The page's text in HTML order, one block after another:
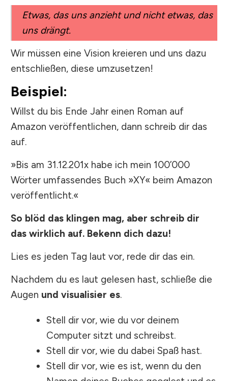
Etwas, das uns anzieht und nicht etwas, das
uns drängt.
Wir müssen eine Vision kreieren und uns dazu
entschließen, diese umzusetzen!
Beispiel:
Willst du bis Ende Jahr einen Roman auf
Amazon veröffentlichen, dann schreib dir das
auf.
»Bis am 31.12.201x habe ich mein 100’000
Wörter umfassendes Buch »XY« beim Amazon
veröffentlicht.«
So blöd das klingen mag, aber schreib dir
das wirklich auf. Bekenn dich dazu!
Lies es jeden Tag laut vor, rede dir das ein.
Nachdem du es laut gelesen hast, schließe die
Augen und visualisier es.
Stell dir vor, wie du vor deinem
Computer sitzt und schreibst.
Stell dir vor, wie du dabei Spaß hast.
Stell dir vor, wie es ist, wenn du den